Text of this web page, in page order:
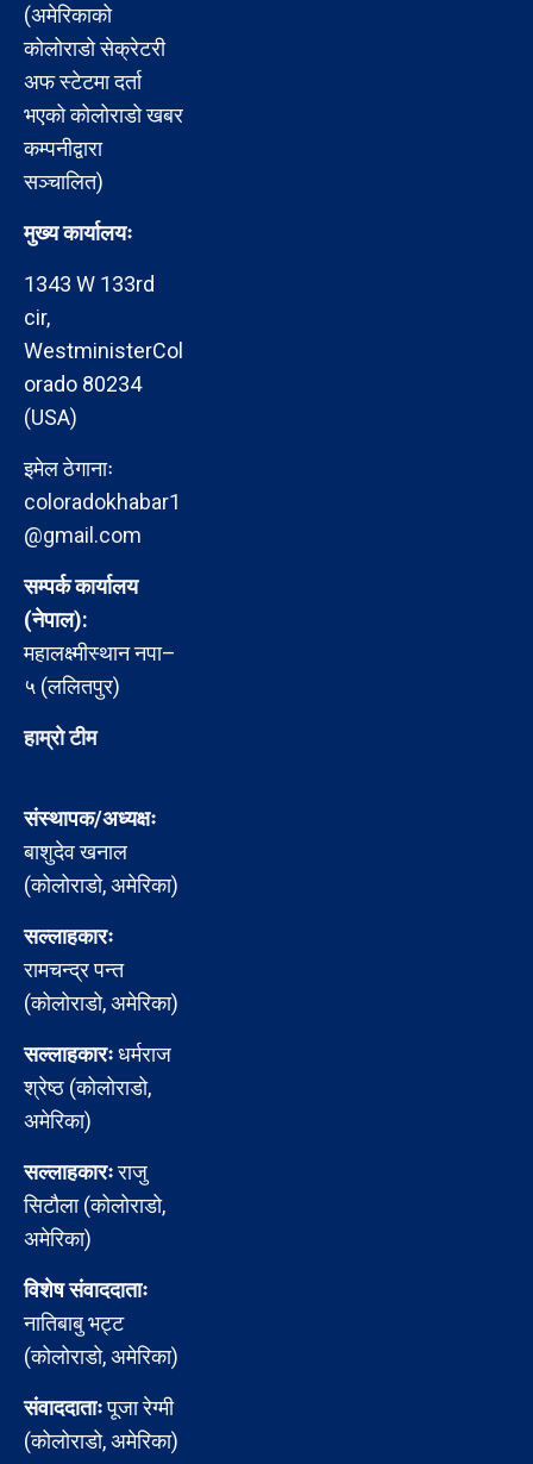
(अमेरिकाको
कोलोराडो सेक्रेटरी
अफ स्टेटमा दर्ता
भएको कोलोराडो खबर
कम्पनीद्वारा
सञ्चालित)
मुख्य कार्यालयः
1343 W 133rd
cir,
WestministerCol
orado 80234
(USA)
इमेल ठेगानाः
coloradokhabar1
@gmail.com
सम्पर्क कार्यालय
(नेपाल):
महालक्ष्मीस्थान नपा–
५ (ललितपुर)
हाम्रो टीम
संस्थापक/अध्यक्षः
बाशुदेव खनाल
(कोलोराडो, अमेरिका)
सल्लाहकारः
रामचन्द्र पन्त
(कोलोराडो, अमेरिका)
सल्लाहकारःधर्मराज
श्रेष्ठ (कोलोराडो,
अमेरिका)
सल्लाहकारःराजु
सिटौला (कोलोराडो,
अमेरिका)
विशेष संवाददाताः
नातिबाबु भट्ट
(कोलोराडो, अमेरिका)
संवाददाताःपूजा रेग्मी
(कोलोराडो, अमेरिका)